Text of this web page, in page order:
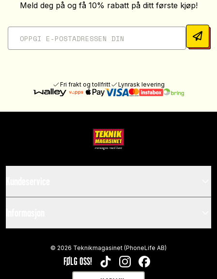
Meld deg på og få 10% rabatt på ditt første kjøp!
Fri frakt og tollfritt Lynrask levering
FØLG OSS! TIKTOKINSTAGRAMFACEBOOK
© 2026 Teknikmagasinet (PhoneLife AB)